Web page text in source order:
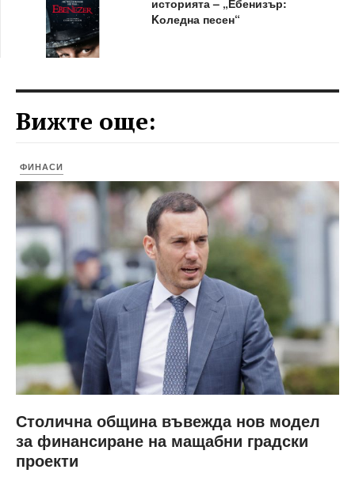
Kоледна песен“
Вижте още:
ФИНАСИ
Столична община въвежда нов модел
за финансиране на мащабни градски
проекти